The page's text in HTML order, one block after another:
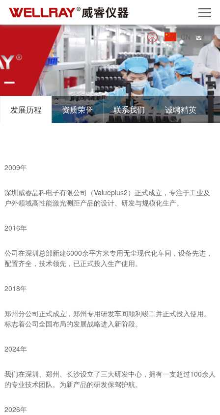
CN
发展历程 资质荣誉 联系我们 诚聘精英
2009年
深圳威睿晶科电子有限公司（Valueplus2）正式成立，专注于工业及
户外领域高性能激光测距产品的设计、研发与规模化生产。
2016年
公司在深圳总部新建6000余平方米专用无尘现代化车间，设备先进，
配置齐全，技术领先，已正式投入生产使用。
2018年
郑州分公司正式成立，郑州专用研发车间顺利竣工并正式投入使用。
标志着公司全国布局的发展战略进入新阶段。
2024年
我们在深圳、郑州、长沙设立了三大研发中心，拥有一支超过100余人
的专业技术团队。为新产品的研发保驾护航。
2026年